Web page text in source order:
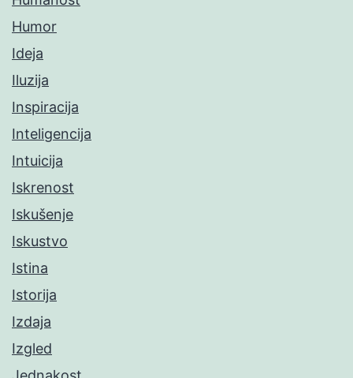
Humor
Ideja
Iluzija
Inspiracija
Inteligencija
Intuicija
Iskrenost
Iskušenje
Iskustvo
Istina
Istorija
Izdaja
Izgled